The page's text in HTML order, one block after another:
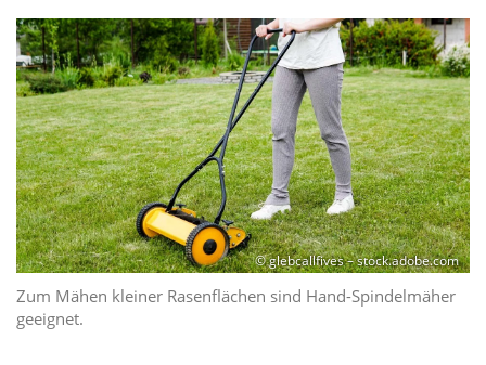
© glebcallfives – stock.adobe.com
Zum Mähen kleiner Rasenflächen sind Hand-Spindelmäher
geeignet.